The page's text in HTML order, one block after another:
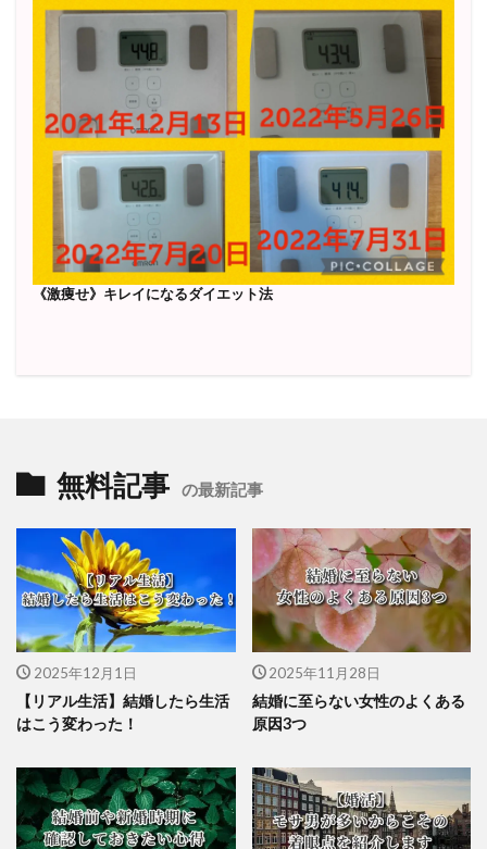
《激痩せ》キレイになるダイエット法
無料記事 の最新記事
2025年12月1日
【リアル生活】結婚したら生活
はこう変わった！
2025年11月28日
結婚に至らない女性のよくある
原因3つ